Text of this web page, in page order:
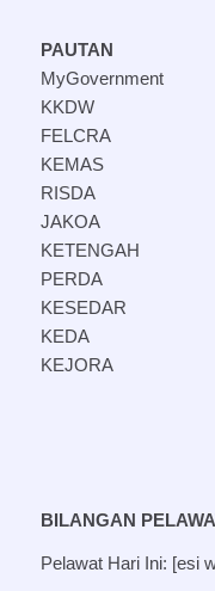
PAUTAN
MyGovernment
KKDW
FELCRA
KEMAS
RISDA
JAKOA
KETENGAH
PERDA
KESEDAR
KEDA
KEJORA
BILANGAN
Pelawat Hari Ini: [esi